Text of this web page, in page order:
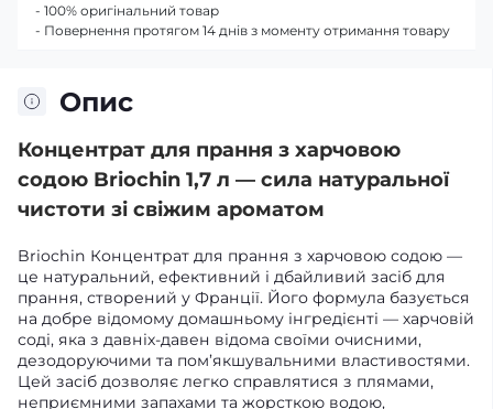
Опис
Концентрат для прання з харчовою
содою Briochin 1,7 л — сила натуральної
чистоти зі свіжим ароматом
Briochin Концентрат для прання з харчовою содою —
це натуральний, ефективний і дбайливий засіб для
прання, створений у Франції. Його формула базується
на добре відомому домашньому інгредієнті — харчовій
соді, яка з давніх-давен відома своїми очисними,
дезодоруючими та пом’якшувальними властивостями.
Цей засіб дозволяє легко справлятися з плямами,
неприємними запахами та жорсткою водою,
- 100% оригінальний товар
- Повернення протягом 14 днів з моменту отримання товару